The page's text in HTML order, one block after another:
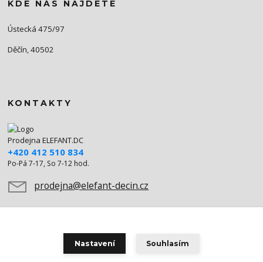
KDE NÁS NAJDETE
Ústecká 475/97
Děčín, 40502
KONTAKTY
Prodejna ELEFANT.DC
+420 412 510 834
Po-Pá 7-17, So 7-12 hod.
prodejna@elefant-decin.cz
Nastavení Souhlasím